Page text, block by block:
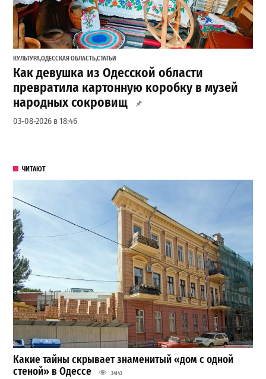
КУЛЬТУРА,ОДЕССКАЯ ОБЛАСТЬ,СТАТЬИ
Как девушка из Одесской области
превратила картонную коробку в музей
народных сокровищ
03-08-2026 в 18:46
ЧИТАЮТ
Какие тайны скрывает знаменитый «дом с одной
стеной» в Одессе
34143